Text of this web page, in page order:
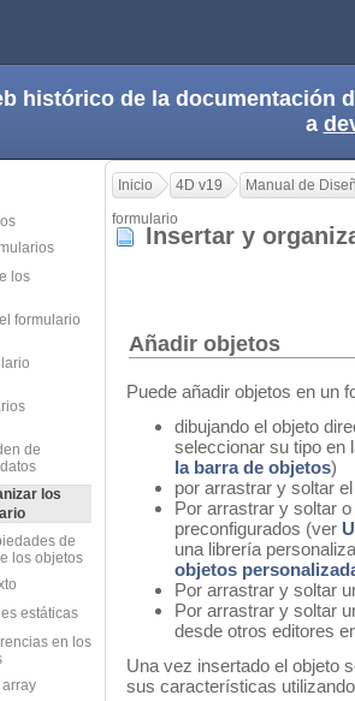
histórico de la documentación
a
los
formulario
de
los
de
los objetos
estáticas
en los
Inicio 4D v19
Manual de
formulario
Insertar y
Añadir objetos
Puede añadir objetos en un
dibujando el objeto
seleccionar su tipo en
la barra de objetos)
por arrastrar y soltar
Por arrastrar y soltar
preconfigurados (ver
una librería
objetos
Por arrastrar y soltar
Por arrastrar y soltar
desde otros editores
Una vez insertado el objeto
sus características